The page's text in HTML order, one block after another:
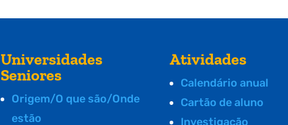
Universidades
Seniores
Origem/O que são/Onde
estão
Atividades
Calendário anual
Cartão de aluno
Investigação